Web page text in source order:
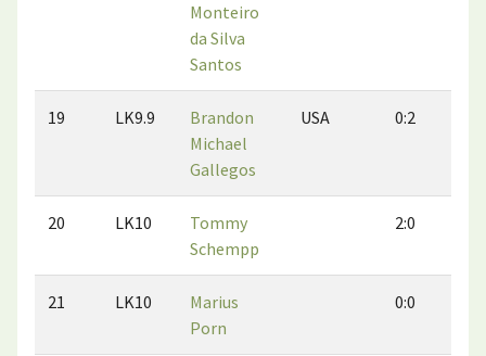
Monteiro
da Silva
Santos
19 LK9.9
Brandon
Michael
Gallegos
USA 0:2
20 LK10
Tommy
Schempp
2:0
21 LK10
Marius
Porn
0:0